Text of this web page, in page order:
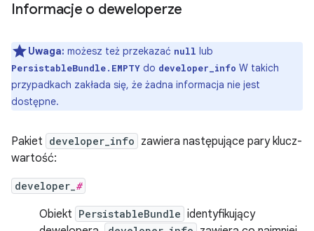
Informacje o deweloperze
Uwaga: możesz też przekazać null lub
PersistableBundle.EMPTY do developer_info W takich
przypadkach zakłada się, że żadna informacja nie jest
dostępne.
Pakiet developer_info zawiera następujące pary klucz-
wartość:
developer_ #
Obiekt PersistableBundle identyfikujący